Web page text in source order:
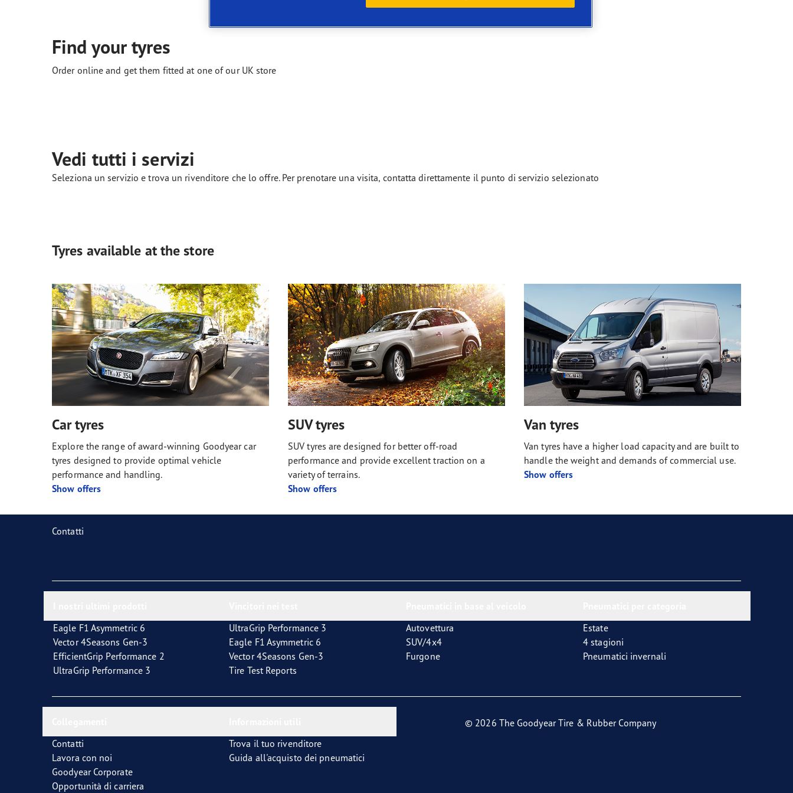
Find your tyres
Order online and get them fitted at one of our UK store
Vedi tutti i servizi
Seleziona un servizio e trova un rivenditore che lo offre. Per prenotare una visita, contatta direttamente il punto di servizio selezionato
Tyres available at the store
Car tyres
Explore the range of award-winning Goodyear car
tyres designed to provide optimal vehicle
performance and handling.
Show offers
SUV tyres
SUV tyres are designed for better off-road
performance and provide excellent traction on a
variety of terrains.
Show offers
Van tyres
Van tyres have a higher load capacity and are built to
handle the weight and demands of commercial use.
Show offers
Contatti
Eagle F1 Asymmetric 6
Vector 4Seasons Gen-3
EfficientGrip Performance 2
UltraGrip Performance 3
UltraGrip Performance 3
Eagle F1 Asymmetric 6
Vector 4Seasons Gen-3
Tire Test Reports
Autovettura
SUV/4x4
Furgone
Estate
4 stagioni
Pneumatici invernali
Contatti
Lavora con noi
Goodyear Corporate
Opportunità di carriera
Trova il tuo rivenditore
Guida all'acquisto dei pneumatici
© 2026 The Goodyear Tire & Rubber Company